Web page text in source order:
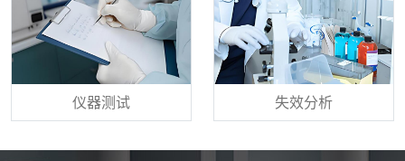
仪器测试 失效分析